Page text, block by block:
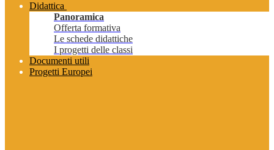
Didattica
Panoramica
Offerta formativa
Le schede didattiche
I progetti delle classi
Documenti utili
Progetti Europei